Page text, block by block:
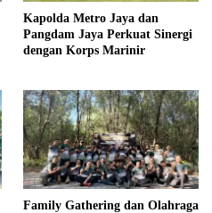
Kapolda Metro Jaya dan
Pangdam Jaya Perkuat Sinergi
dengan Korps Marinir
Family Gathering dan Olahraga